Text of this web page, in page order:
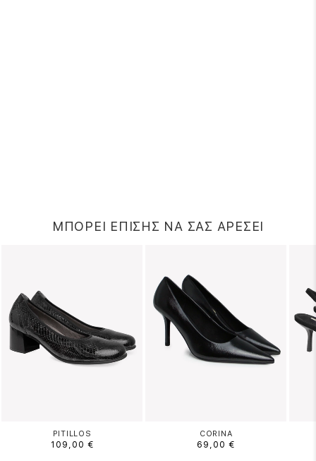
ΜΠΟΡΕΙ ΕΠΙΣΗΣ ΝΑ ΣΑΣ ΑΡΕΣΕΙ
PITILLOS
109,00 €
CORINA
69,00 €